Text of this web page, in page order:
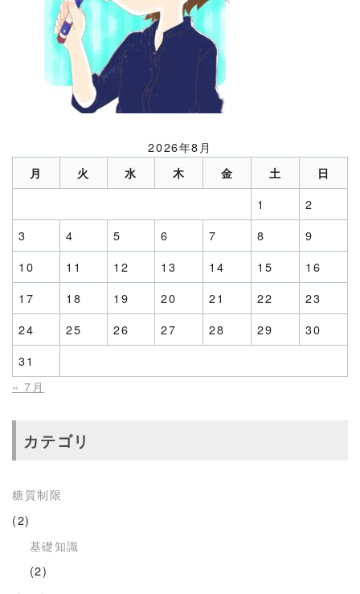
2026年8月
月 火 水 木 金 土 日
1
2
3
4 5 6 7 8
9
10
11 12 13 14 15
16
17
18 19 20 21 22
23
24
25 26 27 28 29
30
31
« 7月
カテゴリ
糖質制限
(2)
基礎知識
(2)